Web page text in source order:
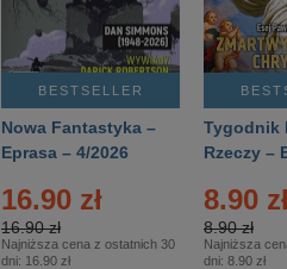
BESTSELLER
Nowa Fantastyka –
Eprasa – 4/2026
16.90 zł
16.90 zł
Najniższa cena z ostatnich 30
dni: 16.90 zł
Tygodnik
Rzeczy –
8.90
8.90 zł
Najniższa
dni: 8.90 zł